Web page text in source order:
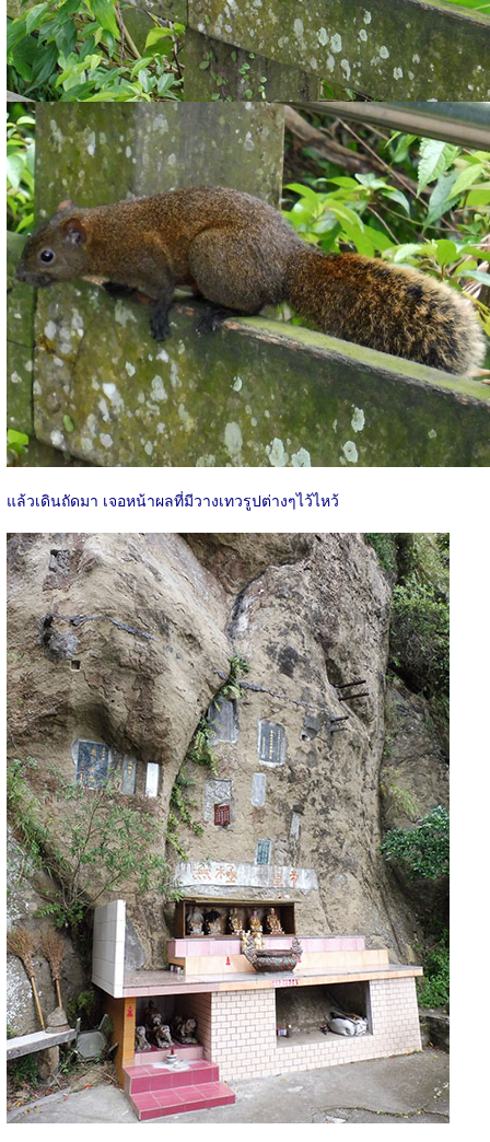
แล้วเดินถัดมา เจอหน้าผลที่มีวางเทวรูปต่างๆไว้ไหว้